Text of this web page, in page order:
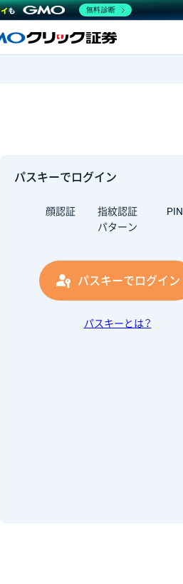
パスキーでログイン
顔認証 指紋認証
PIN
パターン
パスキーでログイン
パスキーとは？
無料診断